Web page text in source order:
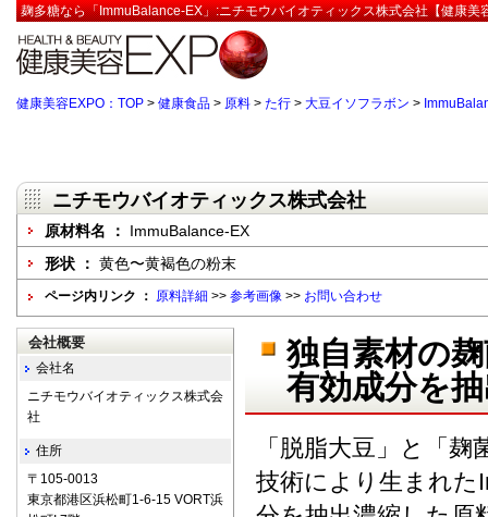
麹多糖なら「ImmuBalance-EX」:ニチモウバイオティックス株式会社【健康美
健康美容EXPO：TOP > 健康食品 > 原料 > た行 > 大豆イソフラボン >
ニチモウバイオティックス株式会社
原材料名 ： ImmuBalance-EX
形状 ： 黄色〜黄褐色の粉末
ページ内リンク ： 原料詳細 >> 参考画像 >> お問い合わせ
独自素材の
有効成分を
「脱脂大豆」と「
技術により生まれた
会社概要
会社名
ニチモウバイオティックス株式会
社
住所
〒105-0013
東京都港区浜松町1-6-15 VORT浜